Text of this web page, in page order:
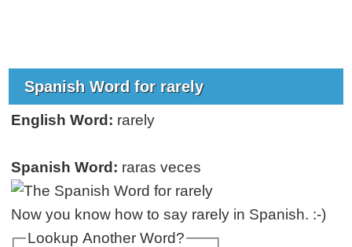
Spanish Word for rarely
English Word: rarely
Spanish Word: raras veces
Now you know how to say rarely in Spanish. :-)
Lookup Another Word?